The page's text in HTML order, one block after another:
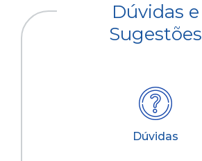
Dúvidas e
Sugestões
Dúvidas